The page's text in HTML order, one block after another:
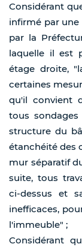
Considérant
infirmé par une
par la
laquelle il est
étage droite,
certaines
qu'il convient
tous
structure du
étanchéité des
mur séparatif
suite, tous
ci-dessus et
inefficaces,
l'immeuble" ;
Considérant